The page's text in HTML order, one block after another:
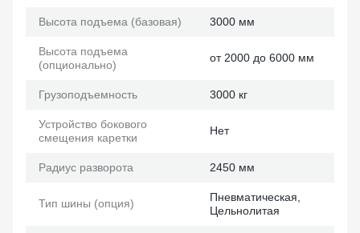
Высота подъема (базовая) 3000 мм
Высота подъема
(опционально)
от 2000 до 6000 мм
Грузоподъемность 3000 кг
Устройство бокового
смещения каретки
Нет
Радиус разворота 2450 мм
Тип шины (опция)
Пневматическая,
Цельнолитая